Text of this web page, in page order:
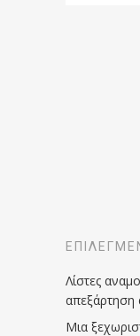
Λίστες
απεξάρτηση
Μια